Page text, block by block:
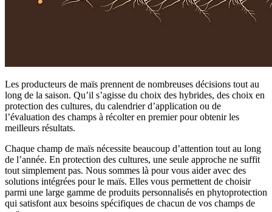
Les producteurs de maïs prennent de nombreuses décisions tout au
long de la saison. Qu’il s’agisse du choix des hybrides, des choix en
protection des cultures, du calendrier d’application ou de
l’évaluation des champs à récolter en premier pour obtenir les
meilleurs résultats.
Chaque champ de maïs nécessite beaucoup d’attention tout au long
de l’année. En protection des cultures, une seule approche ne suffit
tout simplement pas. Nous sommes là pour vous aider avec des
solutions intégrées pour le maïs. Elles vous permettent de choisir
parmi une large gamme de produits personnalisés en phytoprotection
qui satisfont aux besoins spécifiques de chacun de vos champs de